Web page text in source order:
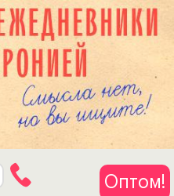
Оптом!